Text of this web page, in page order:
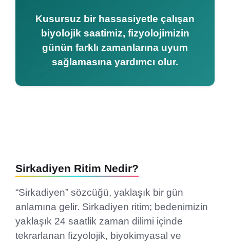
Kusursuz bir hassasiyetle çalışan
biyolojik saatimiz, fizyolojimizin
günün farklı zamanlarına uyum
sağlamasına yardımcı olur.
Sirkadiyen Ritim Nedir?
“Sirkadiyen” sözcüğü, yaklaşık bir gün
anlamına gelir. Sirkadiyen ritim; bedenimizin
yaklaşık 24 saatlik zaman dilimi içinde
tekrarlanan fizyolojik, biyokimyasal ve